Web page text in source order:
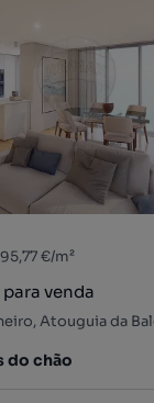
€/m²
venda
Atouguia da
do chão